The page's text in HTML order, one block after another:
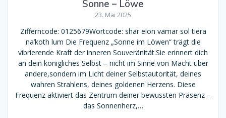
Sonne – Löwe
23. Mai 2025
Zifferncode: 0125679Wortcode: shar elon vamar sol tiera
na’koth lum Die Frequenz „Sonne im Löwen“ trägt die
vibrierende Kraft der inneren Souveränität.Sie erinnert dich
an dein königliches Selbst – nicht im Sinne von Macht über
andere,sondern im Licht deiner Selbstautorität, deines
wahren Strahlens, deines goldenen Herzens. Diese
Frequenz aktiviert das Zentrum deiner bewussten Präsenz –
das Sonnenherz,…